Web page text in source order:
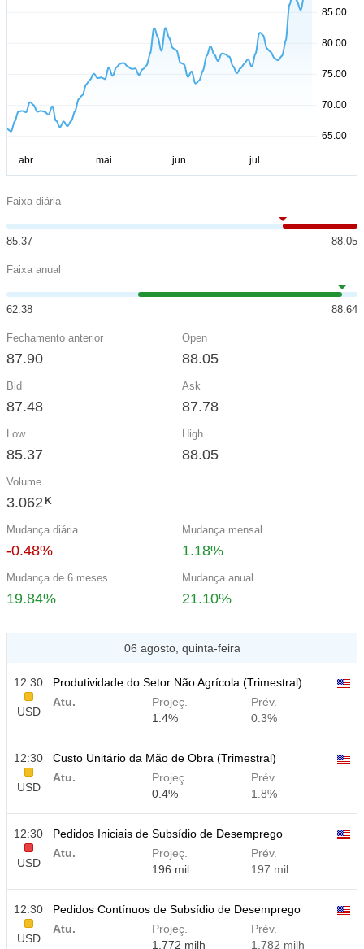
Faixa diária
85.37 88.05
Faixa anual
62.38 88.64
Fechamento anterior
87.90
Open
88.05
Bid
87.48
Ask
87.78
Low
85.37
High
88.05
Volume
3.062 K
Mudança diária
-0.48%
Mudança mensal
1.18%
Mudança de 6 meses
19.84%
Mudança anual
21.10%
06 agosto, quinta-feira
12:30
USD
Produtividade do Setor Não Agrícola (Trimestral)
Atu.
Projeç.
1.4%
Prév.
0.3%
12:30
USD
Custo Unitário da Mão de Obra (Trimestral)
Atu.
Projeç.
0.4%
Prév.
1.8%
12:30
USD
Pedidos Iniciais de Subsídio de Desemprego
Atu.
Projeç.
196 mil
Prév.
197 mil
12:30
USD
Pedidos Contínuos de Subsídio de Desemprego
Atu.
Projeç.
1.772 milh
Prév.
1.782 milh